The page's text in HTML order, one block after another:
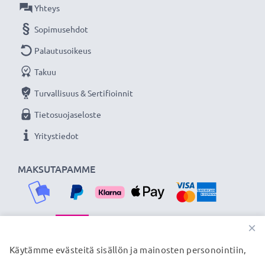
Lisää yksityiskohtia, kontrastia ja väriä
- Vastavalosuoja kukkamalli / tulppaani / terälehti
bajonetti tuotemerkiltä CELLONIC 3 vuoden
takuulla!
MAKSUTAPAMME
Yhteys
Sopimusehdot
Palautusoikeus
Takuu
Turvallisuus & Sertifioinnit
Tietosuojaseloste
Yritystiedot
TOIMITUSKUMPPANIMME
×
Käytämme evästeitä sisällön ja mainosten personointiin,